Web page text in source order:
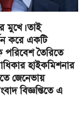
মুখে। তাই
করে একটি
পরিবেশ তৈরিতে
হাইকমিশনার
জেনেভায়
বিজ্ঞপ্তিতে এ